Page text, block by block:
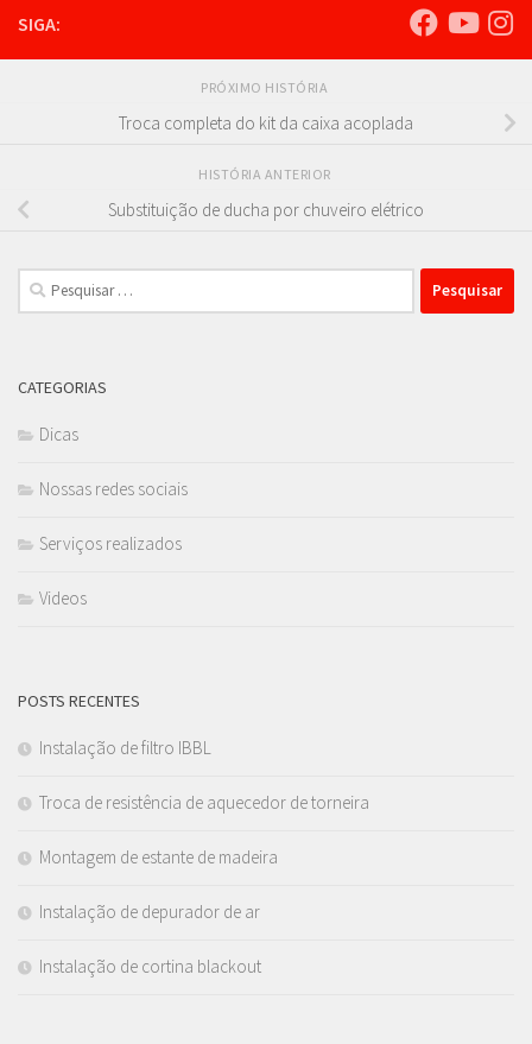
SIGA:
PRÓXIMO HISTÓRIA
Troca completa do kit da caixa acoplada
HISTÓRIA ANTERIOR
Substituição de ducha por chuveiro elétrico
Pesquisar
por:
CATEGORIAS
Dicas
Nossas redes sociais
Serviços realizados
Videos
POSTS RECENTES
Instalação de filtro IBBL
Troca de resistência de aquecedor de torneira
Montagem de estante de madeira
Instalação de depurador de ar
Instalação de cortina blackout